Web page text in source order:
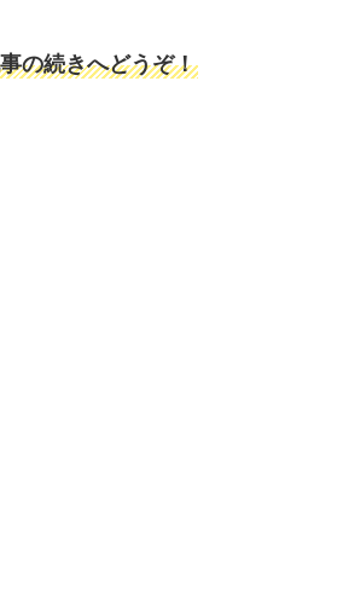
の続きへどうぞ！